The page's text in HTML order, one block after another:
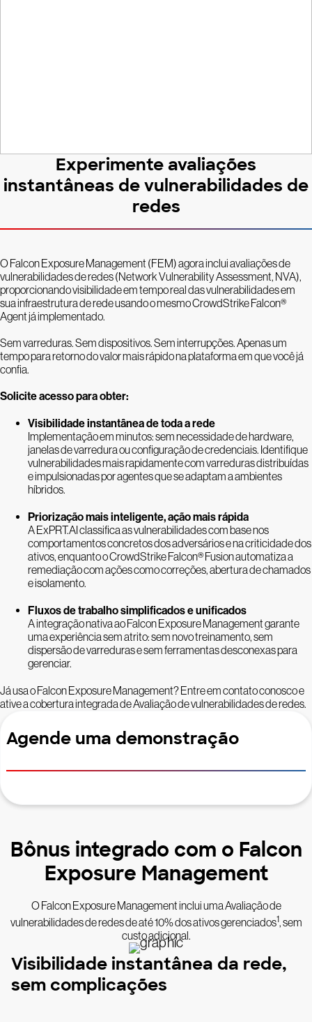
Experimente avaliações
instantâneas de vulnerabilidades de
redes
O Falcon Exposure Management (FEM) agora inclui avaliações de
vulnerabilidades de redes (Network Vulnerability Assessment, NVA),
proporcionando visibilidade em tempo real das vulnerabilidades em
sua infraestrutura de rede usando o mesmo CrowdStrike Falcon®
Agent já implementado.
Sem varreduras. Sem dispositivos. Sem interrupções. Apenas um
tempo para retorno do valor mais rápido na plataforma em que você já
confia.
Solicite acesso para obter:
Visibilidade instantânea de toda a rede
Implementação em minutos: sem necessidade de hardware,
janelas de varredura ou configuração de credenciais. Identifique
vulnerabilidades mais rapidamente com varreduras distribuídas
e impulsionadas por agentes que se adaptam a ambientes
híbridos.
Priorização mais inteligente, ação mais rápida
A ExPRT.AI classifica as vulnerabilidades com base nos
comportamentos concretos dos adversários e na criticidade dos
ativos, enquanto o CrowdStrike Falcon® Fusion automatiza a
remediação com ações como correções, abertura de chamados
e isolamento.
Fluxos de trabalho simplificados e unificados
A integração nativa ao Falcon Exposure Management garante
uma experiência sem atrito: sem novo treinamento, sem
dispersão de varreduras e sem ferramentas desconexas para
gerenciar.
Já usa o Falcon Exposure Management? Entre em contato conosco e
ative a cobertura integrada de Avaliação de vulnerabilidades de redes.
Agende uma demonstração
Bônus integrado com o Falcon
Exposure Management
O Falcon Exposure Management inclui uma Avaliação de
vulnerabilidades de redes de até 10% dos ativos gerenciados1, sem
custo adicional.
Visibilidade instantânea da rede,
sem complicações